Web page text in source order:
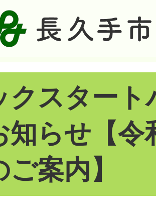
クスタート
知らせ【令
ご案内】